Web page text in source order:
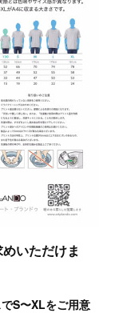
いただけま
S〜XLをご用意